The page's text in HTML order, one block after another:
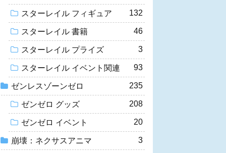
スターレイル フィギュア 132
スターレイル 書籍 46
スターレイル プライズ 3
スターレイル イベント関連 93
ゼンレスゾーンゼロ 235
ゼンゼロ グッズ 208
ゼンゼロ イベント 20
崩壊：ネクサスアニマ 3